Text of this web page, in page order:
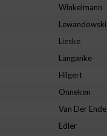
Winkelmann
Lewandowski
Lieske
Langanke
Hilgert
Onneken
Van Der Ende
Edler